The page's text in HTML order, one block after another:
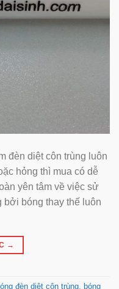
đèn diệt côn trùng luôn
hỏng thì mua có dễ
yên tâm về việc sử
bởi bóng thay thế luôn
→
đèn diệt côn trùng
bóng